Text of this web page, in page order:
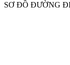
SƠ ĐỒ ĐƯỜNG